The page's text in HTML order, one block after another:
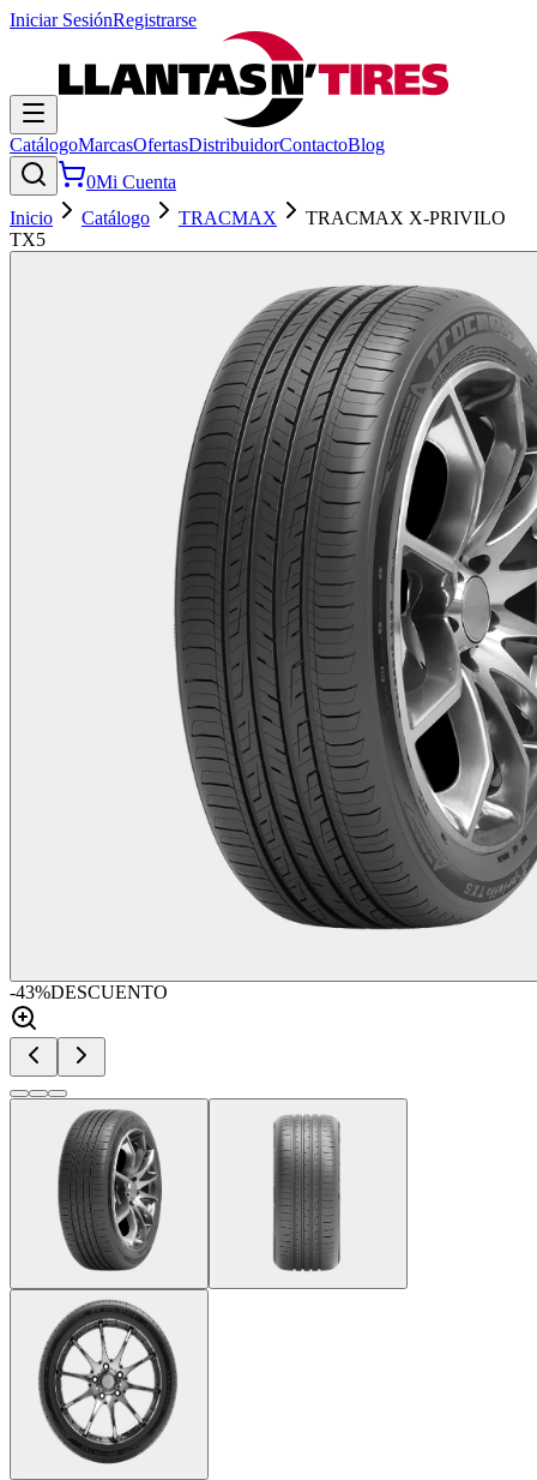
Iniciar SesiónRegistrarse
CatálogoMarcasOfertasDistribuidorContactoBlog
0Mi Cuenta
Inicio
Catálogo TRACMAX
TRACMAX X-PRIVILO
TX5
-43%DESCUENTO